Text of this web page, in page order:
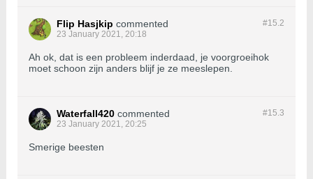
#15.2
Flip Hasjkip commented
23 January 2021, 20:18
Ah ok, dat is een probleem inderdaad, je voorgroeihok
moet schoon zijn anders blijf je ze meeslepen.
#15.3
Waterfall420 commented
23 January 2021, 20:25
Smerige beesten